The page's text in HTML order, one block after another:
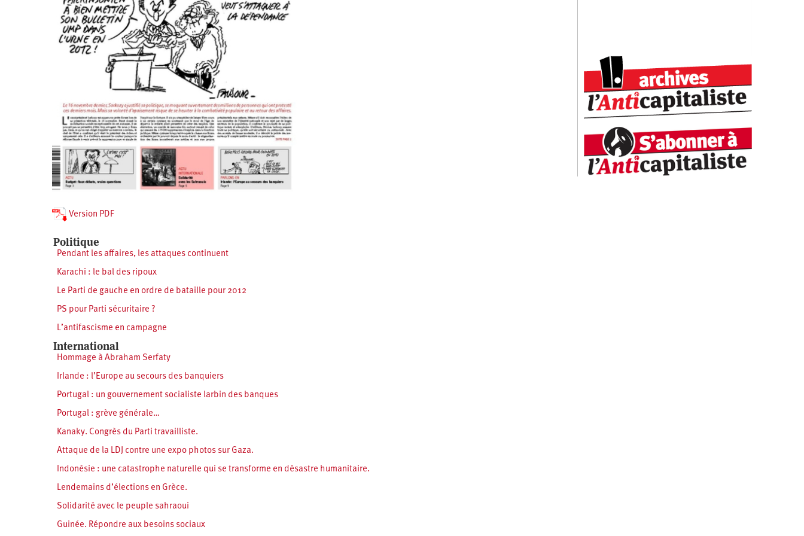
Hôpitaux
SNCF
LGBTI
Santé
Vidéos
département
Amérique
du
Nord
Amérique
latine
Asie
Europe
Moyen-
Orient
Océanie
Version PDF
Politique
Pendant les affaires, les attaques continuent
Karachi : le bal des ripoux
Le Parti de gauche en ordre de bataille pour 2012
PS pour Parti sécuritaire ?
L’antifascisme en campagne
International
Hommage à Abraham Serfaty
Irlande : l’Europe au secours des banquiers
Portugal : un gouvernement socialiste larbin des banques
Portugal : grève générale…
Kanaky. Congrès du Parti travailliste.
Attaque de la LDJ contre une expo photos sur Gaza.
Indonésie : une catastrophe naturelle qui se transforme en désastre humanitaire.
Lendemains d’élections en Grèce.
Solidarité avec le peuple sahraoui
Guinée. Répondre aux besoins sociaux